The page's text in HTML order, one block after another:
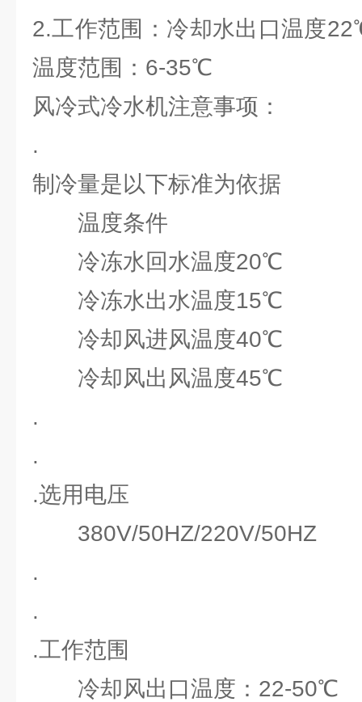
2.工作范围：冷却水出口温度
温度范围：6-35℃
风冷式冷水机注意事项：
.
制冷量是以下标准为依据
温度条件
冷冻水回水温度20℃
冷冻水出水温度15℃
冷却风进风温度40℃
冷却风出风温度45℃
.
.
.选用电压
380V/50HZ/220V/50HZ
.
.
.工作范围
冷却风出口温度：22-50℃